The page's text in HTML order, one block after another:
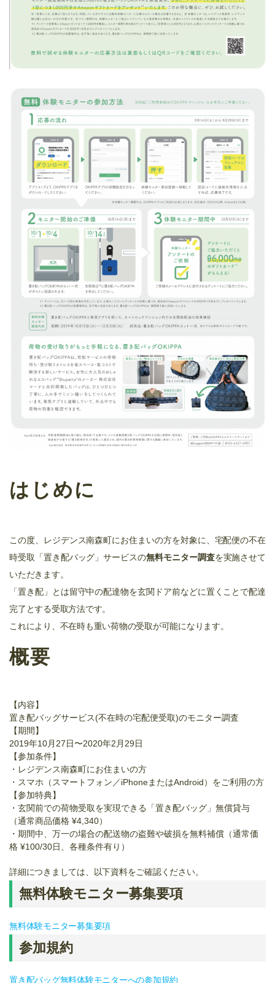
はじめに
この度、レジデンス南森町にお住まいの方を対象に、宅配便の不在
時受取「置き配バッグ」サービスの無料モニター調査を実施させて
いただきます。
「置き配」とは留守中の配達物を玄関ドア前などに置くことで配達
完了とする受取方法です。
これにより、不在時も重い荷物の受取が可能になります。
概要
【内容】
置き配バッグサービス(不在時の宅配便受取)のモニター調査
【期間】
2019年10月27日〜2020年2月29日
【参加条件】
・レジデンス南森町にお住まいの方
・スマホ（スマートフォン／iPhoneまたはAndroid）をご利用の方
【参加特典】
・玄関前での荷物受取を実現できる「置き配バッグ」無償貸与
（通常商品価格 ¥4,340）
・期間中、万一の場合の配送物の盗難や破損を無料補償（通常価
格 ¥100/30日、各種条件有り）
詳細につきましては、以下資料をご確認ください。
無料体験モニター募集要項
無料体験モニター募集要項
参加規約
置き配バッグ無料体験モニターへの参加規約